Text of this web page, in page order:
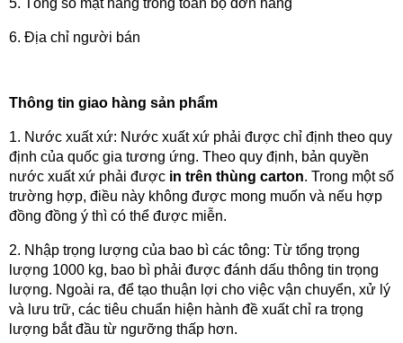
5. Tổng số mặt hàng trong toàn bộ đơn hàng
6. Địa chỉ người bán
Thông tin giao hàng sản phẩm
1. Nước xuất xứ: Nước xuất xứ phải được chỉ định theo quy
định của quốc gia tương ứng. Theo quy định, bản quyền
nước xuất xứ phải được in trên thùng carton. Trong một số
trường hợp, điều này không được mong muốn và nếu hợp
đồng đồng ý thì có thể được miễn.
2. Nhập trọng lượng của bao bì các tông: Từ tổng trọng
lượng 1000 kg, bao bì phải được đánh dấu thông tin trọng
lượng. Ngoài ra, để tạo thuận lợi cho việc vận chuyển, xử lý
và lưu trữ, các tiêu chuẩn hiện hành đề xuất chỉ ra trọng
lượng bắt đầu từ ngưỡng thấp hơn.